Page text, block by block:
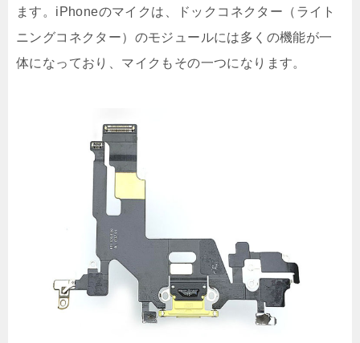
ます。iPhoneのマイクは、ドックコネクター（ライト
ニングコネクター）のモジュールには多くの機能が一
体になっており、マイクもその一つになります。